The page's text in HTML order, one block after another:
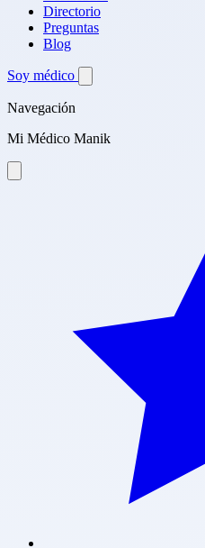
Directorio
Preguntas
Blog
Soy médico
Navegación
Mi Médico Manik